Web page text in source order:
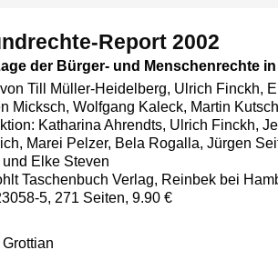
Report 2002
der Bürger- und Menschenrechte
Till Müller-Heidelberg, Ulrich Finckh,
Micksch, Wolfgang Kaleck, Martin
Katharina Ahrendts, Ulrich Finckh,
Marei Pelzer, Bela Rogalla, Jürgen
Elke Steven
Taschenbuch Verlag, Reinbek bei
5, 271 Seiten, 9.90 €